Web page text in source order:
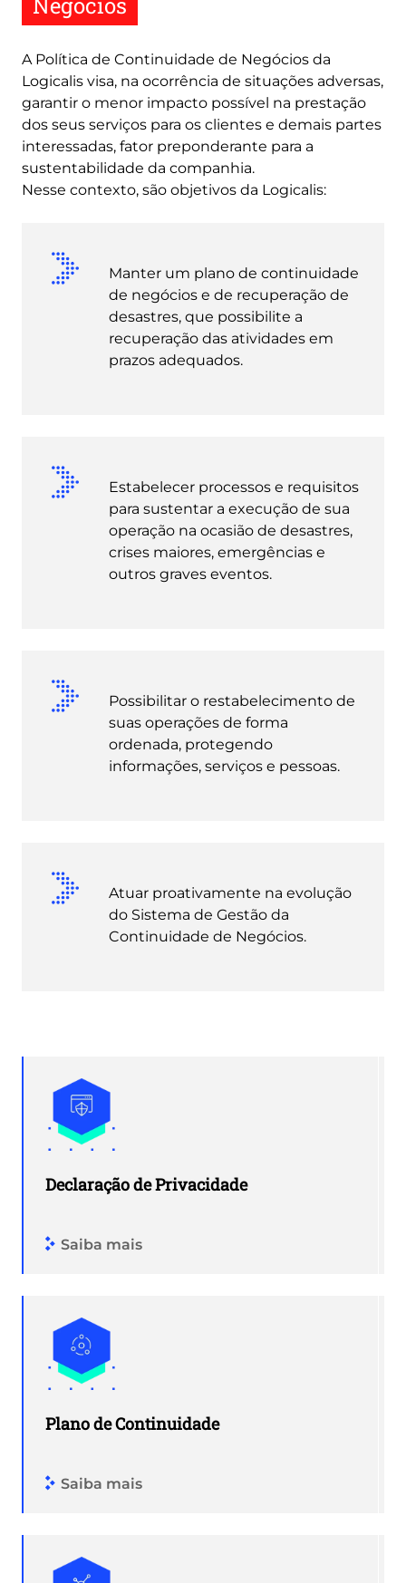
A Política de Continuidade de Negócios da
Logicalis visa, na ocorrência de situações adversas,
garantir o menor impacto possível na prestação
dos seus serviços para os clientes e demais partes
interessadas, fator preponderante para a
sustentabilidade da companhia.
Nesse contexto, são objetivos da Logicalis:
Manter um plano de continuidade
de negócios e de recuperação de
desastres, que possibilite a
recuperação das atividades em
prazos adequados.
Estabelecer processos e requisitos
para sustentar a execução de sua
operação na ocasião de desastres,
crises maiores, emergências e
outros graves eventos.
Possibilitar o restabelecimento de
suas operações de forma
ordenada, protegendo
informações, serviços e pessoas.
Atuar proativamente na evolução
do Sistema de Gestão da
Continuidade de Negócios.
Declaração de Privacidade
Saiba mais
Plano de Continuidade
Saiba mais